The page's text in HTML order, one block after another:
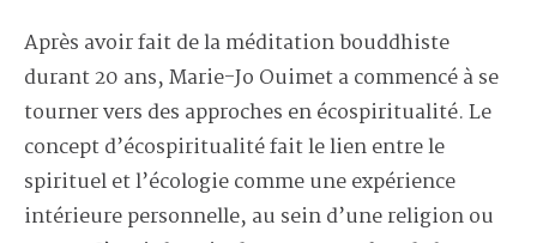
Après avoir fait de la méditation bouddhiste
durant 20 ans, Marie-Jo Ouimet a commencé à se
tourner vers des approches en écospiritualité. Le
concept d’écospiritualité fait le lien entre le
spirituel et l’écologie comme une expérience
intérieure personnelle, au sein d’une religion ou